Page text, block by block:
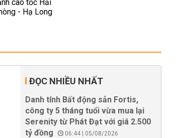
ĐỌC NHIỀU NHẤT
Danh tính Bất động sản Fortis,
công ty 5 tháng tuổi vừa mua lại
Serenity từ Phát Đạt với giá 2.500
tỷ đồng
06:44 | 05/08/2026